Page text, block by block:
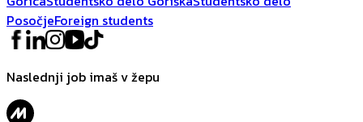
PosočjeForeign students
Naslednji job imaš v žepu